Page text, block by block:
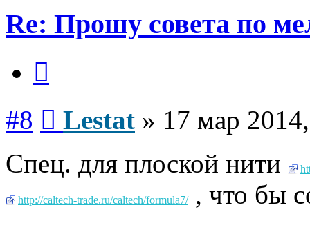
Re: Прошу совета по
#8 Lestat » 17 мар
Спец. для плоской нити
http://caltech-trade.ru/caltech/formula7/, что бы